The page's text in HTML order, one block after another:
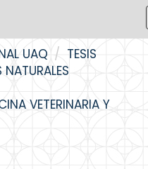
UAQ
TESIS
VETERINARIA Y